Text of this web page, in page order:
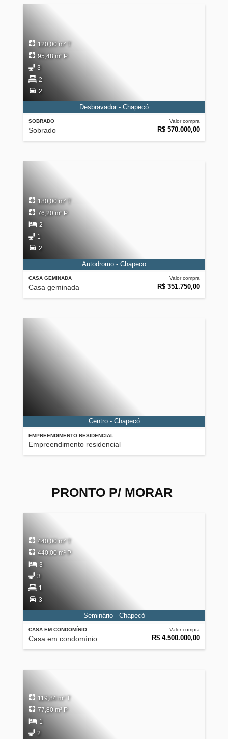
SOBRADO
Sobrado
Valor compra
R$ 570.000,00
120,00 m² T
95,48 m² P
3
2
2
Desbravador - Chapecó
CASA GEMINADA
Casa geminada
Valor compra
R$ 351.750,00
180,00 m² T
76,20 m² P
2
1
2
Autodromo - Chapeco
EMPREENDIMENTO RESIDENCIAL
Empreendimento residencial
Centro - Chapecó
PRONTO P/ MORAR
CASA EM CONDOMÍNIO
Casa em condomínio
Valor compra
R$ 4.500.000,00
440,00 m² T
440,00 m² P
3
3
1
3
Seminário - Chapecó
119,84 m² T
77,80 m² P
1
2